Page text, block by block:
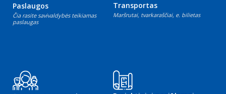
Paslaugos
Čia rasite savivaldybės teikiamas
paslaugas
Transportas
Maršrutai, tvarkaraščiai, e. bilietas